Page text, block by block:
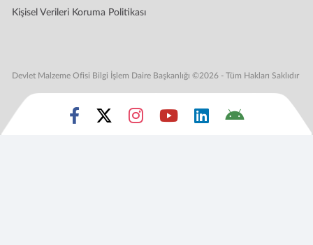
Kişisel Verileri Koruma Politikası
Devlet Malzeme Ofisi Bilgi İşlem Daire Başkanlığı ©2026 - Tüm Hakları Saklıdır